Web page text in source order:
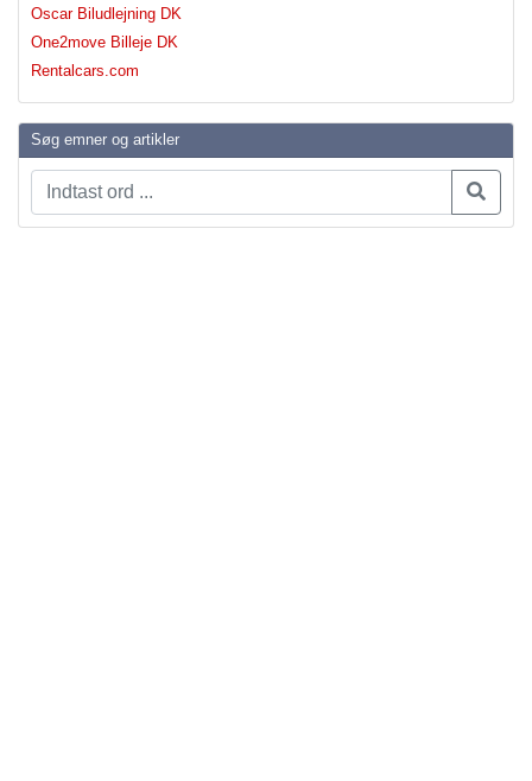
Oscar Biludlejning DK
One2move Billeje DK
Rentalcars.com
Søg emner og artikler